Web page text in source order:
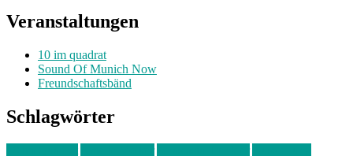
Veranstaltungen
10 im quadrat
Sound Of Munich Now
Freundschaftsbänd
Schlagwörter